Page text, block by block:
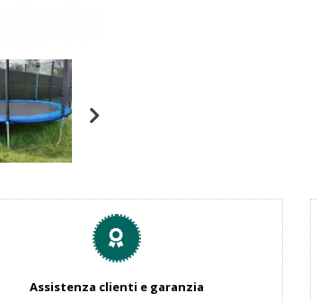
Assistenza clienti e garanzia